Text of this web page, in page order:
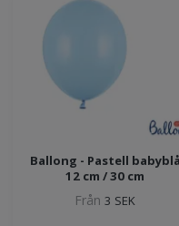
Ballong - Pastell babyblå
12 cm / 30 cm
Från 3 SEK